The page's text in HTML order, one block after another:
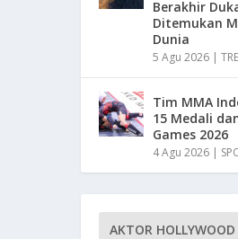
Berakhir
Ditemukan
Dunia
5 Agu 2026 |
Tim MMA
15 Medali
Games 2026
4 Agu 2026 |
AKTOR HOLLYWOOD